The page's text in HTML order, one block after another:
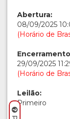
Abertura:
08/09/2025
(Horário de
29/09/2025
(Horário de
Leilão:
Primeiro